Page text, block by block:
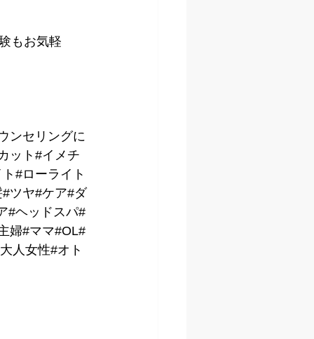
もお気軽
ンセリングに
ット#イメチ
#ローライト
ツヤ#ケア#ダ
#ヘッドスパ#
婦#ママ#OL#
人女性#オト